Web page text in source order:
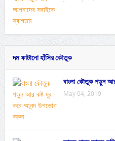
দম ফাটানো হাঁসির কৌতুক
বাংলা কৌতুক পড়ুন
May 04, 2019